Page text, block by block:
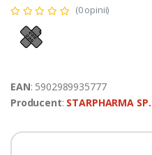
(0 opinii)
EAN: 5902989935777
Producent: STARPHARMA